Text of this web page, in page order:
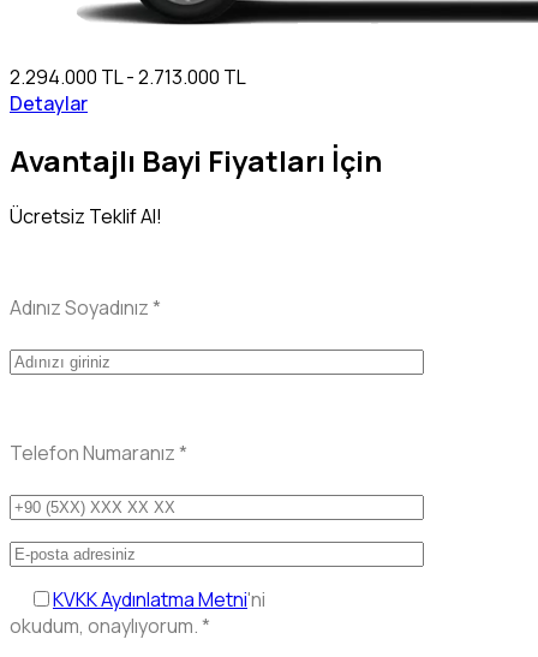
2.294.000 TL - 2.713.000 TL
Detaylar
Avantajlı Bayi Fiyatları İçin
Ücretsiz Teklif Al!
Adınız Soyadınız*
Telefon Numaranız*
KVKK Aydınlatma Metni'ni
okudum, onaylıyorum.*